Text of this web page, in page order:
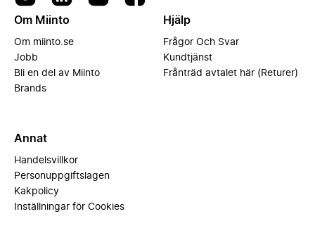
Om Miinto
Om miinto.se
Jobb
Bli en del av Miinto
Brands
Hjälp
Frågor Och Svar
Kundtjänst
Frånträd avtalet här (Returer)
Annat
Handelsvillkor
Personuppgiftslagen
Kakpolicy
Inställningar för Cookies